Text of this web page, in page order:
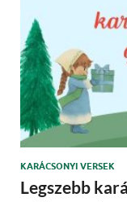
KARÁCSONYI VERSEK
Legszebb